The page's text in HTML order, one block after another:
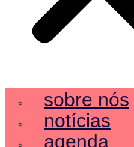
sobre nós
notícias
agenda